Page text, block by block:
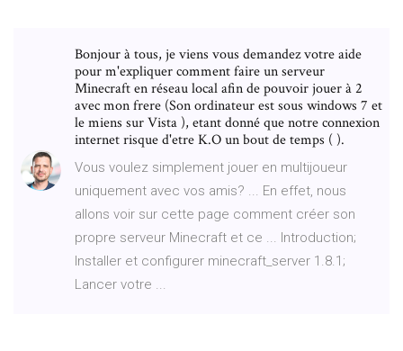
Bonjour à tous, je viens vous demandez votre aide
pour m'expliquer comment faire un serveur
Minecraft en réseau local afin de pouvoir jouer à 2
avec mon frere (Son ordinateur est sous windows 7 et
le miens sur Vista ), etant donné que notre connexion
internet risque d'etre K.O un bout de temps ( ).
Vous voulez simplement jouer en multijoueur
uniquement avec vos amis? ... En effet, nous
allons voir sur cette page comment créer son
propre serveur Minecraft et ce ... Introduction;
Installer et configurer minecraft_server 1.8.1;
Lancer votre ...